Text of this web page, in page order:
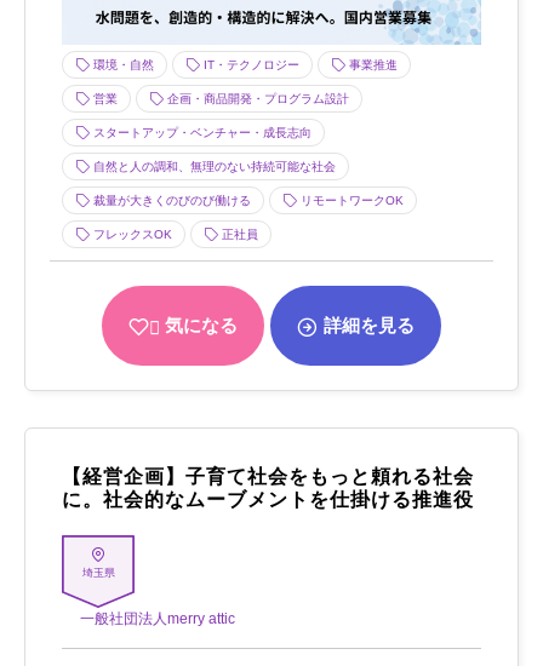
環境・自然 IT・テクノロジー 事業推進
営業 企画・商品開発・プログラム設計
スタートアップ・ベンチャー・成長志向
自然と人の調和、無理のない持続可能な社会
裁量が大きくのびのび働ける リモートワークOK
フレックスOK 正社員
気になる 詳細を見る
【経営企画】子育て社会をもっと頼れる社会
に。社会的なムーブメントを仕掛ける推進役
埼玉県
一般社団法人merry attic